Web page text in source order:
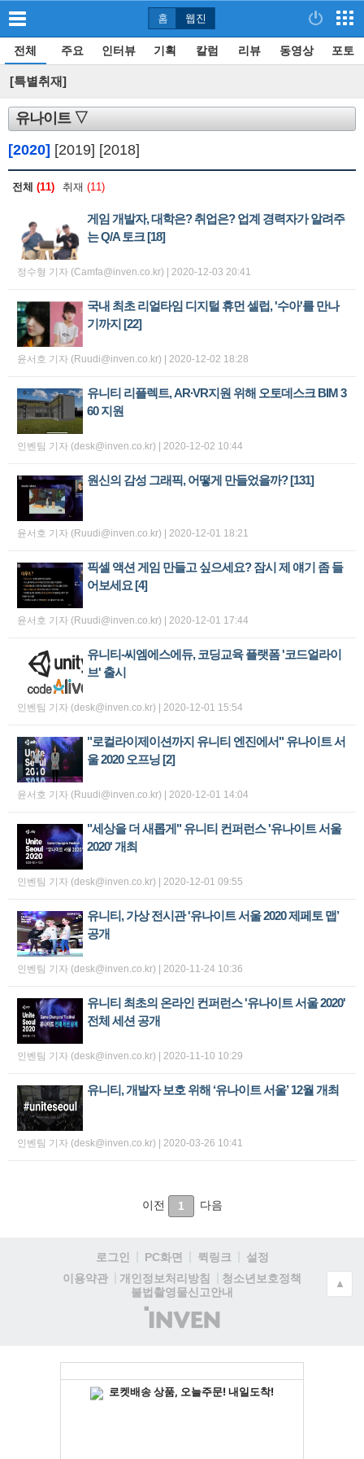
홈 웹진
전체 주요 인터뷰 기획 칼럼 리뷰 동영상 포토
[특별취재]
유나이트 ▽
[2020] [2019] [2018]
전체 (11) 취재 (11)
게임 개발자, 대학은? 취업은? 업계 경력자가 알려주
는 Q/A 토크[18]
정수형 기자 (Camfa@inven.co.kr) | 2020-12-03 20:41
국내 최초 리얼타임 디지털 휴먼 셀럽, '수아'를 만나
기까지 [22]
윤서호 기자 (Ruudi@inven.co.kr) | 2020-12-02 18:28
유니티 리플렉트, AR∙VR지원 위해 오토데스크 BIM 3
60 지원
인벤팀 기자 (desk@inven.co.kr) | 2020-12-02 10:44
원신의 감성 그래픽, 어떻게 만들었을까?[131]
윤서호 기자 (Ruudi@inven.co.kr) | 2020-12-01 18:21
픽셀 액션 게임 만들고 싶으세요? 잠시 제 얘기 좀 들
어보세요[4]
윤서호 기자 (Ruudi@inven.co.kr) | 2020-12-01 17:44
유니티-씨엠에스에듀, 코딩교육 플랫폼 '코드얼라이
브' 출시
인벤팀 기자 (desk@inven.co.kr) | 2020-12-01 15:54
"로컬라이제이션까지 유니티 엔진에서" 유나이트 서
울 2020 오프닝[2]
윤서호 기자 (Ruudi@inven.co.kr) | 2020-12-01 14:04
"세상을 더 새롭게" 유니티 컨퍼런스 '유나이트 서울
2020' 개최
인벤팀 기자 (desk@inven.co.kr) | 2020-12-01 09:55
유니티, 가상 전시관 '유나이트 서울 2020 제페토 맵’
공개
인벤팀 기자 (desk@inven.co.kr) | 2020-11-24 10:36
유니티 최초의 온라인 컨퍼런스 '유나이트 서울 2020'
전체 세션 공개
인벤팀 기자 (desk@inven.co.kr) | 2020-11-10 10:29
유니티, 개발자 보호 위해 ‘유나이트 서울’ 12월 개최
인벤팀 기자 (desk@inven.co.kr) | 2020-03-26 10:41
이전 1 다음
로그인 PC화면 퀵링크
설정
이용약관
개인정보처리방침
청소년보호정책
불법촬영물신고안내
(주)
인
▲